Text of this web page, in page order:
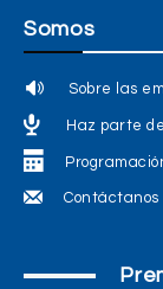
Somos
Sobre las
Haz parte
Contáctanos